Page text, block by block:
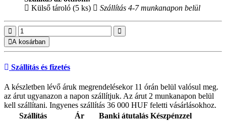
Külső tároló (5 ks)
Szállítás 4-7 munkanapon belül
A kosárban
Szállítás és fizetés
A készletben lévő áruk megrendelésekor 11 órán belül valósul meg.
az árut ugyanazon a napon szállítjuk. Az árut 2 munkanapon belül
kell szállítani. Ingyenes szállítás 36 000 HUF feletti vásárlásokhoz.
Szállítás
Ár Banki átutalás Készpénzzel